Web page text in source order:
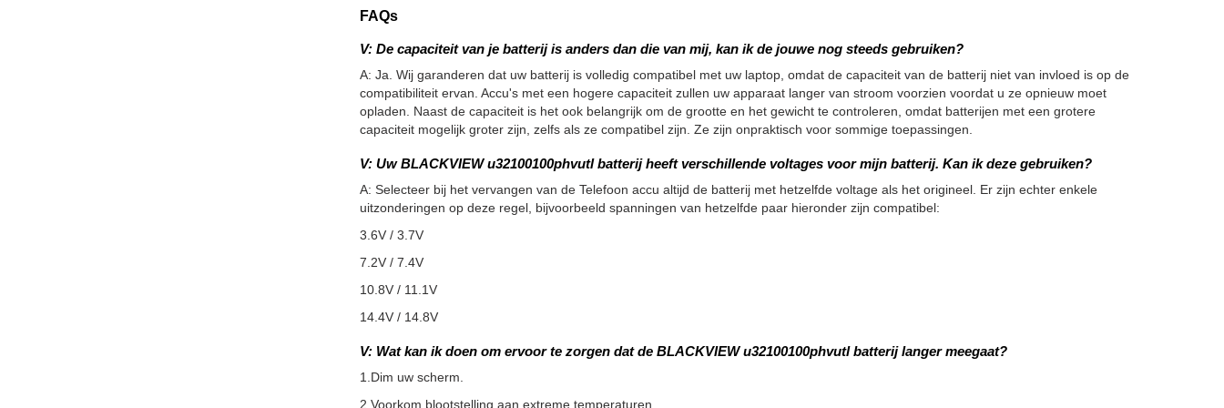
FAQs
V: De capaciteit van je batterij is anders dan die van mij, kan ik de jouwe nog steeds gebruiken?
A: Ja. Wij garanderen dat uw batterij is volledig compatibel met uw laptop, omdat de capaciteit van de batterij niet van invloed is op de
compatibiliteit ervan. Accu's met een hogere capaciteit zullen uw apparaat langer van stroom voorzien voordat u ze opnieuw moet
opladen. Naast de capaciteit is het ook belangrijk om de grootte en het gewicht te controleren, omdat batterijen met een grotere
capaciteit mogelijk groter zijn, zelfs als ze compatibel zijn. Ze zijn onpraktisch voor sommige toepassingen.
V: Uw BLACKVIEW u32100100phvutl batterij heeft verschillende voltages voor mijn batterij. Kan ik deze gebruiken?
A: Selecteer bij het vervangen van de Telefoon accu altijd de batterij met hetzelfde voltage als het origineel. Er zijn echter enkele
uitzonderingen op deze regel, bijvoorbeeld spanningen van hetzelfde paar hieronder zijn compatibel:
3.6V / 3.7V
7.2V / 7.4V
10.8V / 11.1V
14.4V / 14.8V
V: Wat kan ik doen om ervoor te zorgen dat de BLACKVIEW u32100100phvutl batterij langer meegaat?
1.Dim uw scherm.
2.Voorkom blootstelling aan extreme temperaturen.